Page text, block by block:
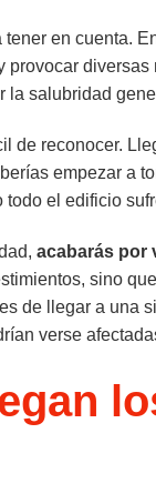
tener en cuenta.
provocar
la salubridad
de reconocer.
empezar a
el edificio
acabarás por
sino
de llegar a
verse